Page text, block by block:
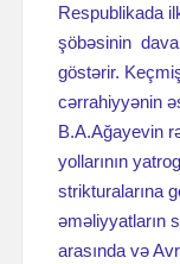
Respublikada
şöbəsinin
göstərir.
cərrahiyyənin
B.A.Ağayevin
yollarının
strikturalarına
əməliyyatların
arasında və